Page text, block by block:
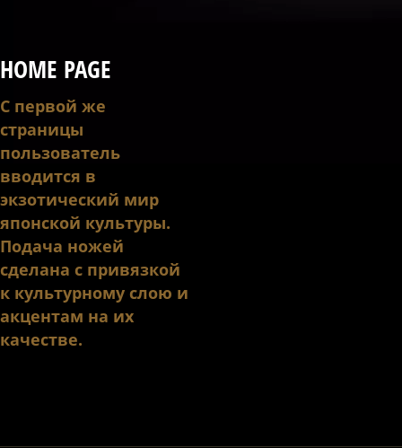
HOME PAGE
С первой же
страницы
пользователь
вводится в
экзотический мир
японской культуры.
Подача ножей
сделана с привязкой
к культурному слою и
акцентам на их
качестве.